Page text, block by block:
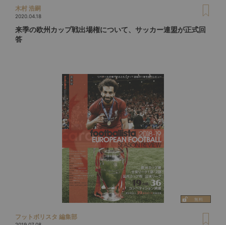
木村 浩嗣
2020.04.18
来季の欧州カップ戦出場権について、サッカー連盟が正式回
答
フットボリスタ 編集部